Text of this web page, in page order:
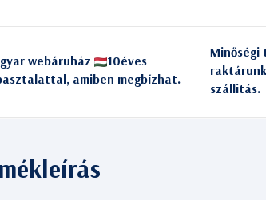
webáruház
10éves
amiben megbízhat.
Minőségi
szállitás.